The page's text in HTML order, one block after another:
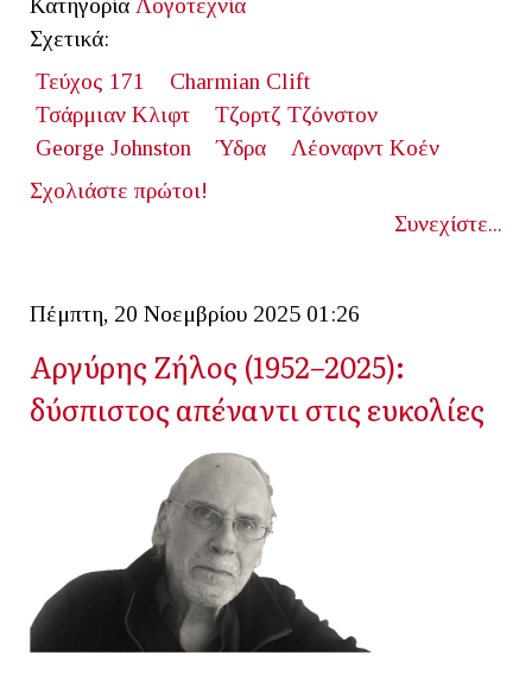
Σχετικά:
Τεύχος 171
Charmian Clift
Τσάρμιαν Κλιφτ
Τζορτζ Τζόνστον
George Johnston
Ύδρα
Λέοναρντ Κοέν
Σχολιάστε πρώτοι!
Συνεχίστε...
Πέμπτη, 20 Νοεμβρίου 2025 01:26
Αργύρης Ζήλος (1952–2025):
δύσπιστος απέναντι στις ευκολίες